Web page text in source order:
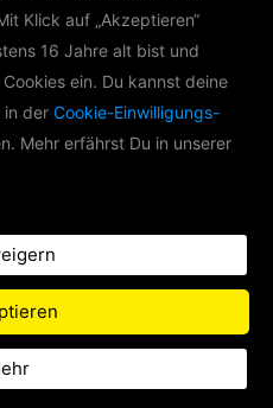
Radio Akademie
Klick auf „Akzeptieren“
16 Jahre alt bist und
ein. Du kannst deine
in der Cookie-Einwilligungs-
Mehr erfährst Du in unserer